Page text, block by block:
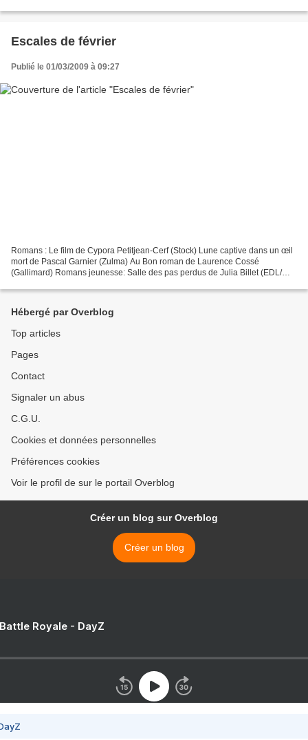
Escales de février
Publié le 01/03/2009 à 09:27
Romans : Le film de Cypora Petitjean-Cerf (Stock) Lune captive dans un œil
mort de Pascal Garnier (Zulma) Au Bon roman de Laurence Cossé
(Gallimard) Romans jeunesse: Salle des pas perdus de Julia Billet (EDL/
Hébergé par Overblog
Top articles
Pages
Contact
Signaler un abus
C.G.U.
Cookies et données personnelles
Préférences cookies
Voir le profil de sur le portail Overblog
Créer un blog sur Overblog
Créer un blog
Royale - DayZ